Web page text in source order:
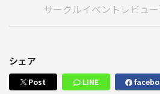
サークルイベントレビュ
シェア
Post LINE